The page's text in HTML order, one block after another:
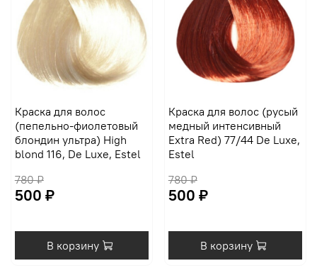
Краска для волос
(пепельно-фиолетовый
блондин ультра) High
blond 116, De Luxe, Estel
780 ₽
500 ₽
В корзину
Краска для волос (русый
медный интенсивный
Extra Red) 77/44 De Luxe,
Estel
780 ₽
500 ₽
В корзину